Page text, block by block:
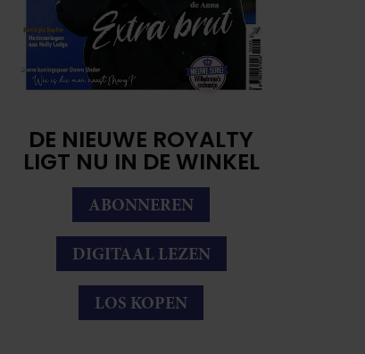
DE NIEUWE ROYALTY
LIGT NU IN DE WINKEL
ABONNEREN
DIGITAAL LEZEN
LOS KOPEN